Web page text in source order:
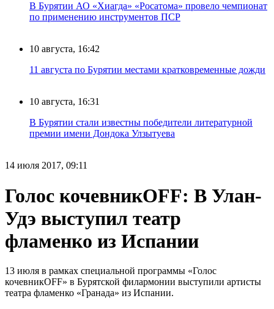
В Бурятии АО «Хиагда» «Росатома» провело чемпионат
по применению инструментов ПСР
10 августа, 16:42
11 августа по Бурятии местами кратковременные дожди
10 августа, 16:31
В Бурятии стали известны победители литературной
премии имени Дондока Улзытуева
14 июля 2017, 09:11
Голос кочевникOFF: В Улан-
Удэ выступил театр
фламенко из Испании
13 июля в рамках специальной программы «Голос
кочевникOFF» в Бурятской филармонии выступили артисты
театра фламенко «Гранада» из Испании.